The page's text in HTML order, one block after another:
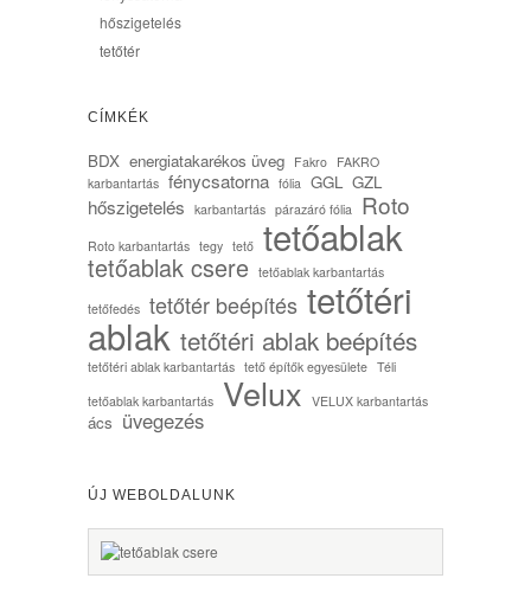
hőszigetelés
tetőtér
CÍMKÉK
BDX energiatakarékos üveg Fakro FAKRO
karbantartás fénycsatorna fólia GGL GZL
hőszigetelés karbantartás párazáró fólia Roto
Roto karbantartás tegy tető tetőablak
tetőablak csere tetőablak karbantartás
tetőfedés tetőtér beépítés tetőtéri
ablak tetőtéri ablak beépítés
tetőtéri ablak karbantartás tető építők egyesülete Téli
tetőablak karbantartás Velux VELUX karbantartás
ács üvegezés
ÚJ WEBOLDALUNK